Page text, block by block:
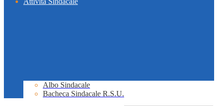
Albo Sindacale
Bacheca Sindacale R.S.U.